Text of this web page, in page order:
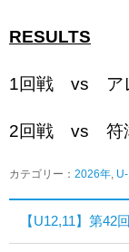
RESULTS
1回戦 vs ア
2回戦 vs
カテゴリー： 2026年,
【U12,11】第42